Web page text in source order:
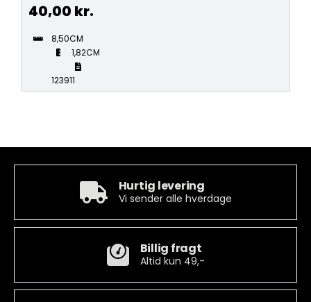
40,00 kr.
8,50CM
1,82CM
123911
Hurtig levering
Vi sender alle hverdage
Billig fragt
Altid kun 49,-